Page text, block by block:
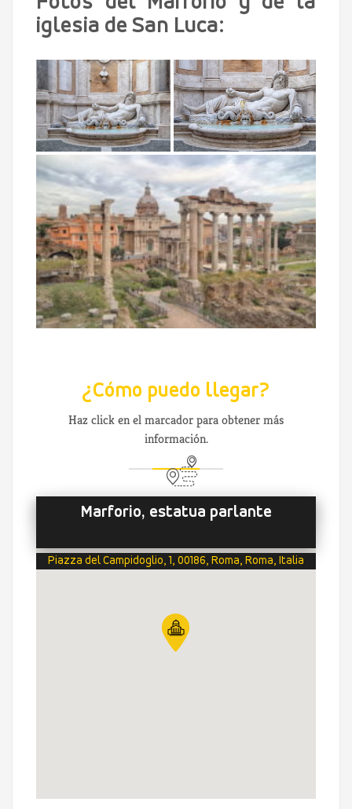
iglesia de San Luca:
¿Cómo puedo llegar?
Haz click en el marcador para obtener más
información.
Marforio, estatua parlante
Piazza del Campidoglio, 1, 00186, Roma, Roma, Italia